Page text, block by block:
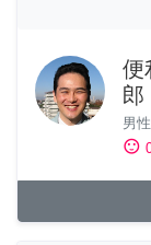
便
郎
男性
sentiment_satisfied